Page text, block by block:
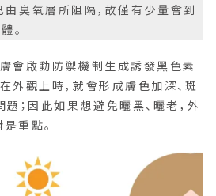
由臭氧層所阻隔，故僅有少量會到
。
會啟動防禦機制生成誘發黑色素
外觀上時，就會形成膚色加深、斑
題；因此如果想避免曬黑、曬老，外
重點。